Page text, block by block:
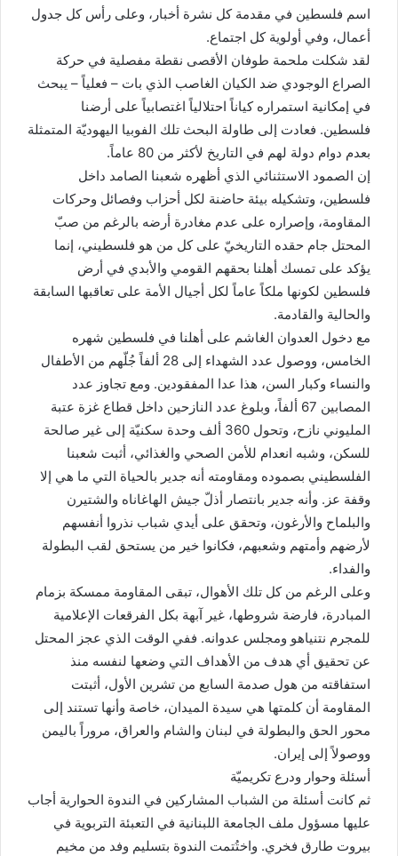
اسم فلسطين في مقدمة كل نشرة أخبار، وعلى رأس كل جدول
أعمال، وفي أولوية كل اجتماع.
لقد شكلت ملحمة طوفان الأقصى نقطة مفصلية في حركة
الصراع الوجودي ضد الكيان الغاصب الذي بات – فعلياً – يبحث
في إمكانية استمراره كياناً احتلالياً اغتصابياً على أرضنا
فلسطين. فعادت إلى طاولة البحث تلك الفوبيا اليهوديّة المتمثلة
بعدم دوام دولة لهم في التاريخ لأكثر من 80 عاماً.
إن الصمود الاستثنائي الذي أظهره شعبنا الصامد داخل
فلسطين، وتشكيله بيئة حاضنة لكل أحزاب وفصائل وحركات
المقاومة، وإصراره على عدم مغادرة أرضه بالرغم من صبّ
المحتل جام حقده التاريخيّ على كل من هو فلسطيني، إنما
يؤكد على تمسك أهلنا بحقهم القومي والأبدي في أرض
فلسطين لكونها ملكاً عاماً لكل أجيال الأمة على تعاقبها السابقة
والحالية والقادمة.
مع دخول العدوان الغاشم على أهلنا في فلسطين شهره
الخامس، ووصول عدد الشهداء إلى 28 ألفاً جُلّهم من الأطفال
والنساء وكبار السن، هذا عدا المفقودين. ومع تجاوز عدد
المصابين 67 ألفاً، وبلوغ عدد النازحين داخل قطاع غزة عتبة
المليوني نازح، وتحول 360 ألف وحدة سكنيّة إلى غير صالحة
للسكن، وشبه انعدام للأمن الصحي والغذائي، أثبت شعبنا
الفلسطيني بصموده ومقاومته أنه جدير بالحياة التي ما هي إلا
وقفة عز. وأنه جدير بانتصار أذلّ جيش الهاغاناه والشتيرن
والبلماح والأرغون، وتحقق على أيدي شباب نذروا أنفسهم
لأرضهم وأمتهم وشعبهم، فكانوا خير من يستحق لقب البطولة
والفداء.
وعلى الرغم من كل تلك الأهوال، تبقى المقاومة ممسكة بزمام
المبادرة، فارضة شروطها، غير آبهة بكل الفرقعات الإعلامية
للمجرم نتنياهو ومجلس عدوانه. ففي الوقت الذي عجز المحتل
عن تحقيق أي هدف من الأهداف التي وضعها لنفسه منذ
استفاقته من هول صدمة السابع من تشرين الأول، أثبتت
المقاومة أن كلمتها هي سيدة الميدان، خاصة وأنها تستند إلى
محور الحق والبطولة في لبنان والشام والعراق، مروراً باليمن
ووصولاً إلى إيران.
أسئلة وحوار ودرع تكريميّة
ثم كانت أسئلة من الشباب المشاركين في الندوة الحوارية أجاب
عليها مسؤول ملف الجامعة اللبنانية في التعبئة التربوية في
بيروت طارق فخري. واختُتمت الندوة بتسليم وفد من مخيم